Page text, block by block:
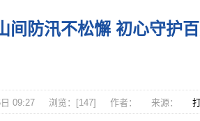
间防汛不松懈 初心守护
09:27 浏览：[147] 作者： 来源：